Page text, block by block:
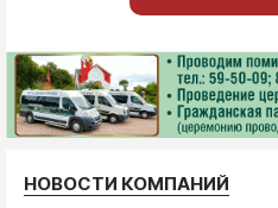
НОВОСТИ КОМПАНИЙ